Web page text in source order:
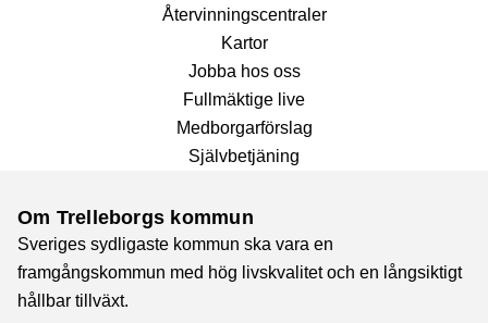
Återvinnings­centraler
Kartor
Jobba hos oss
Fullmäktige live
Medborgarförslag
Självbetjäning
Om Trelleborgs kommun
Sveriges sydligaste kommun ska vara en
framgångskommun med hög livskvalitet och en långsiktigt
hållbar tillväxt.